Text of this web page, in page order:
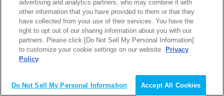
奈良県
和歌山県
中国
広島県
岡山県
山口県
四国
advertising and analytics partners, who may combine it with
other information that you have provided to them or that they
have collected from your use of their services. You have the
right to opt out of our sharing information about you with our
partners. Please click [Do Not Sell My Personal Information]
to customize your cookie settings on our website. Privacy
Policy
Do Not Sell My Personal Information Accept All Cookies